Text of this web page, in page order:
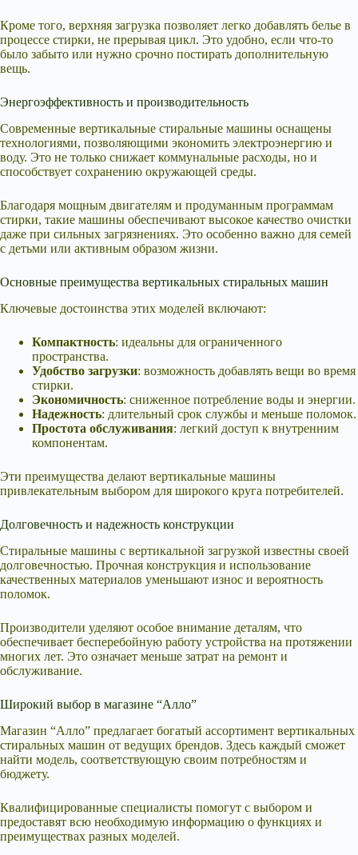
Кроме того, верхняя загрузка позволяет легко добавлять белье в
процессе стирки, не прерывая цикл. Это удобно, если что-то
было забыто или нужно срочно постирать дополнительную
вещь.
Энергоэффективность и производительность
Современные вертикальные стиральные машины оснащены
технологиями, позволяющими экономить электроэнергию и
воду. Это не только снижает коммунальные расходы, но и
способствует сохранению окружающей среды.
Благодаря мощным двигателям и продуманным программам
стирки, такие машины обеспечивают высокое качество очистки
даже при сильных загрязнениях. Это особенно важно для семей
с детьми или активным образом жизни.
Основные преимущества вертикальных стиральных машин
Ключевые достоинства этих моделей включают:
Компактность: идеальны для ограниченного
пространства.
Удобство загрузки: возможность добавлять вещи во время
стирки.
Экономичность: сниженное потребление воды и энергии.
Надежность: длительный срок службы и меньше поломок.
Простота обслуживания: легкий доступ к внутренним
компонентам.
Эти преимущества делают вертикальные машины
привлекательным выбором для широкого круга потребителей.
Долговечность и надежность конструкции
Стиральные машины с вертикальной загрузкой известны своей
долговечностью. Прочная конструкция и использование
качественных материалов уменьшают износ и вероятность
поломок.
Производители уделяют особое внимание деталям, что
обеспечивает бесперебойную работу устройства на протяжении
многих лет. Это означает меньше затрат на ремонт и
обслуживание.
Широкий выбор в магазине “Алло”
Магазин “Алло” предлагает богатый ассортимент вертикальных
стиральных машин от ведущих брендов. Здесь каждый сможет
найти модель, соответствующую своим потребностям и
бюджету.
Квалифицированные специалисты помогут с выбором и
предоставят всю необходимую информацию о функциях и
преимуществах разных моделей.